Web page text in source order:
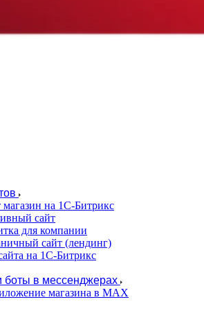
магазин на 1С-Битрикс
сайт
для компании
сайт (лендинг)
на 1С-Битрикс
боты в мессенджерах
магазина в MAX